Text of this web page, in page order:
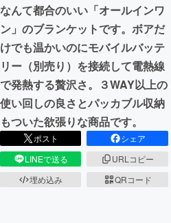
CAMPFIRE for Social Good
CAMPFIREふるさと納税
なんて都合のいい「オールインワ
ン」のブランケットです。ボアだ
けでも温かいのにモバイルバッテ
リー（別売り）を接続して電熱線
で発熱する贅沢さ。３WAY以上の
使い回しの良さとパッカブル収納
もついた欲張りな商品です。
ポスト
シェア
LINEで送る
URLコピー
埋め込み
QRコード